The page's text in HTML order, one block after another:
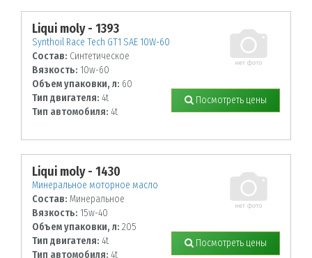
Liqui moly - 1393
Synthoil Race Tech GT1 SAE 10W-60
Состав: Синтетическое
Вязкость: 10w-60
Объем упаковки, л: 60
Тип двигателя: 4t
Тип автомобиля: 4t
Посмотреть цены
Liqui moly - 1430
Минеральное моторное масло
Состав: Минеральное
Вязкость: 15w-40
Объем упаковки, л: 205
Тип двигателя: 4t
Тип автомобиля: 4t
Посмотреть цены